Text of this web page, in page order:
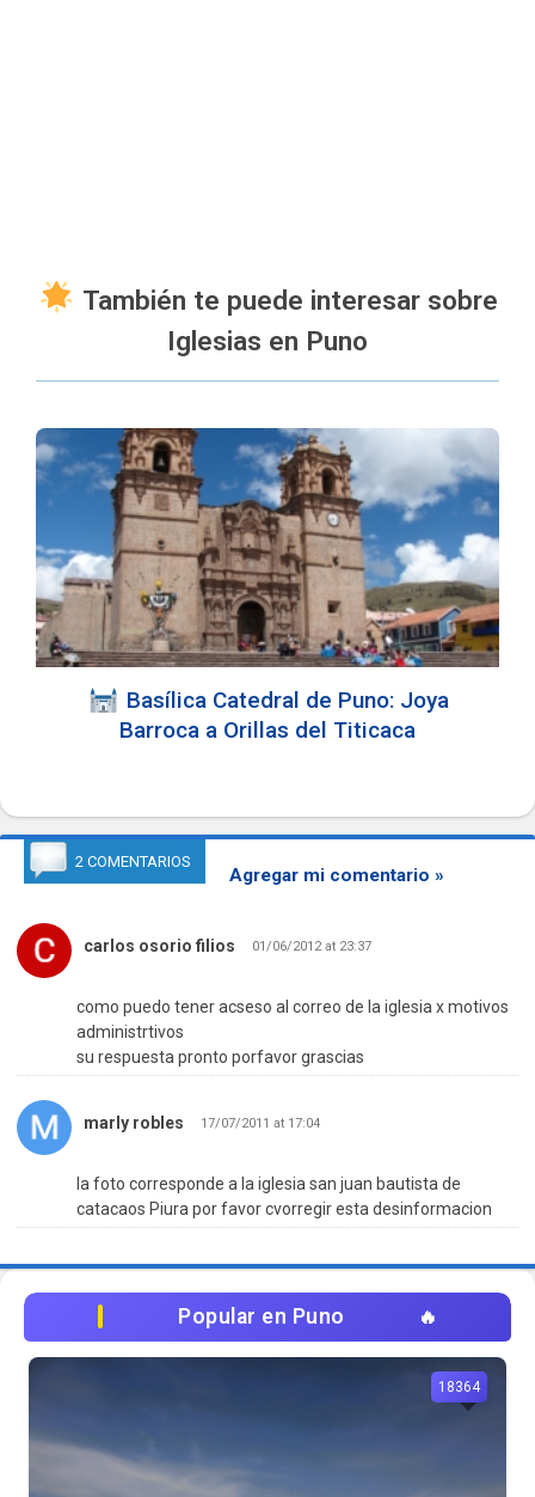
También te puede interesar sobre
Iglesias en Puno
Basílica Catedral de Puno: Joya
Barroca a Orillas del Titicaca
2 COMENTARIOS
Agregar mi comentario »
carlos osorio filios 01/06/2012 at 23:37
como puedo tener acseso al correo de la iglesia x motivos
administrtivos
su respuesta pronto porfavor grascias
marly robles 17/07/2011 at 17:04
la foto corresponde a la iglesia san juan bautista de
catacaos Piura por favor cvorregir esta desinformacion
Popular en Puno
18364